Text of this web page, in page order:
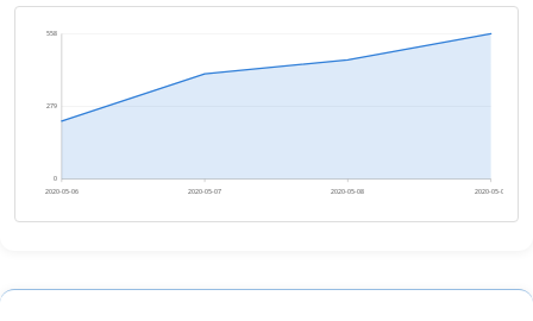
0
279
558
2020-05-06 2020-05-07 2020-05-08 2020-05-09